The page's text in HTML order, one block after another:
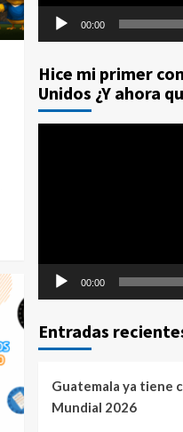
00:00
Hice mi primer
Unidos ¿Y ahora
00:00
Entradas
Guatemala ya tiene
Mundial 2026